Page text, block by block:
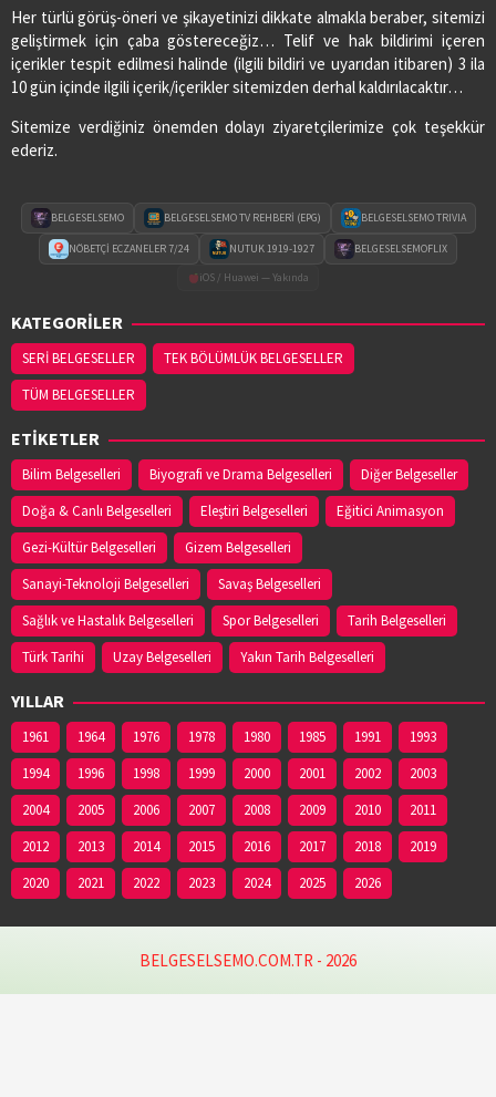
Her türlü görüş-öneri ve şikayetinizi dikkate almakla beraber, sitemizi
geliştirmek için çaba göstereceğiz… Telif ve hak bildirimi içeren
içerikler tespit edilmesi halinde (ilgili bildiri ve uyarıdan itibaren) 3 ila
10 gün içinde ilgili içerik/içerikler sitemizden derhal kaldırılacaktır…
Sitemize verdiğiniz önemden dolayı ziyaretçilerimize çok teşekkür
ederiz.
BELGESELSEMO BELGESELSEMO TV REHBERİ (EPG) BELGESELSEMO TRIVIA
NÖBETÇİ ECZANELER 7/24 NUTUK 1919-1927
BELGESELSEMOFLIX
iOS / Huawei — Yakında
KATEGORİLER
SERİ BELGESELLER
TEK BÖLÜMLÜK BELGESELLER
TÜM BELGESELLER
ETİKETLER
Bilim Belgeselleri Biyografi ve Drama Belgeselleri
Diğer Belgeseller
Doğa & Canlı Belgeselleri
Eleştiri Belgeselleri
Eğitici Animasyon
Gezi-Kültür Belgeselleri
Gizem Belgeselleri
Sanayi-Teknoloji Belgeselleri
Savaş Belgeselleri
Sağlık ve Hastalık Belgeselleri
Spor Belgeselleri
Tarih Belgeselleri
Türk Tarihi
Uzay Belgeselleri Yakın Tarih Belgeselleri
YILLAR
1961 1964 1976 1978 1980 1985 1991
1993
1994
1996 1998 1999 2000 2001 2002
2003
2004
2005 2006 2007 2008 2009 2010
2011
2012
2013 2014 2015 2016 2017 2018
2019
2020
2021 2022 2023 2024 2025 2026
BELGESELSEMO.COM.TR - 2026